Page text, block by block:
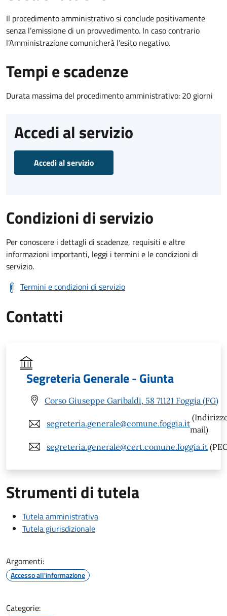
Il procedimento amministrativo si conclude positivamente
senza l’emissione di un provvedimento. In caso contrario
l’Amministrazione comunicherà l’esito negativo.
Tempi e scadenze
Durata massima del procedimento amministrativo: 20 giorni
Accedi al servizio
Accedi al servizio
Condizioni di servizio
Per conoscere i dettagli di scadenze, requisiti e altre
informazioni importanti, leggi i termini e le condizioni di
servizio.
Termini e condizioni di servizio
Contatti
Segreteria Generale - Giunta
Corso Giuseppe Garibaldi, 58 71121 Foggia (FG)
segreteria.generale@comune.foggia.it
mail)
segreteria.generale@cert.comune.foggia.it
Strumenti di tutela
Tutela amministrativa
Tutela giurisdizionale
Argomenti:
Accesso all'informazione
Categorie: